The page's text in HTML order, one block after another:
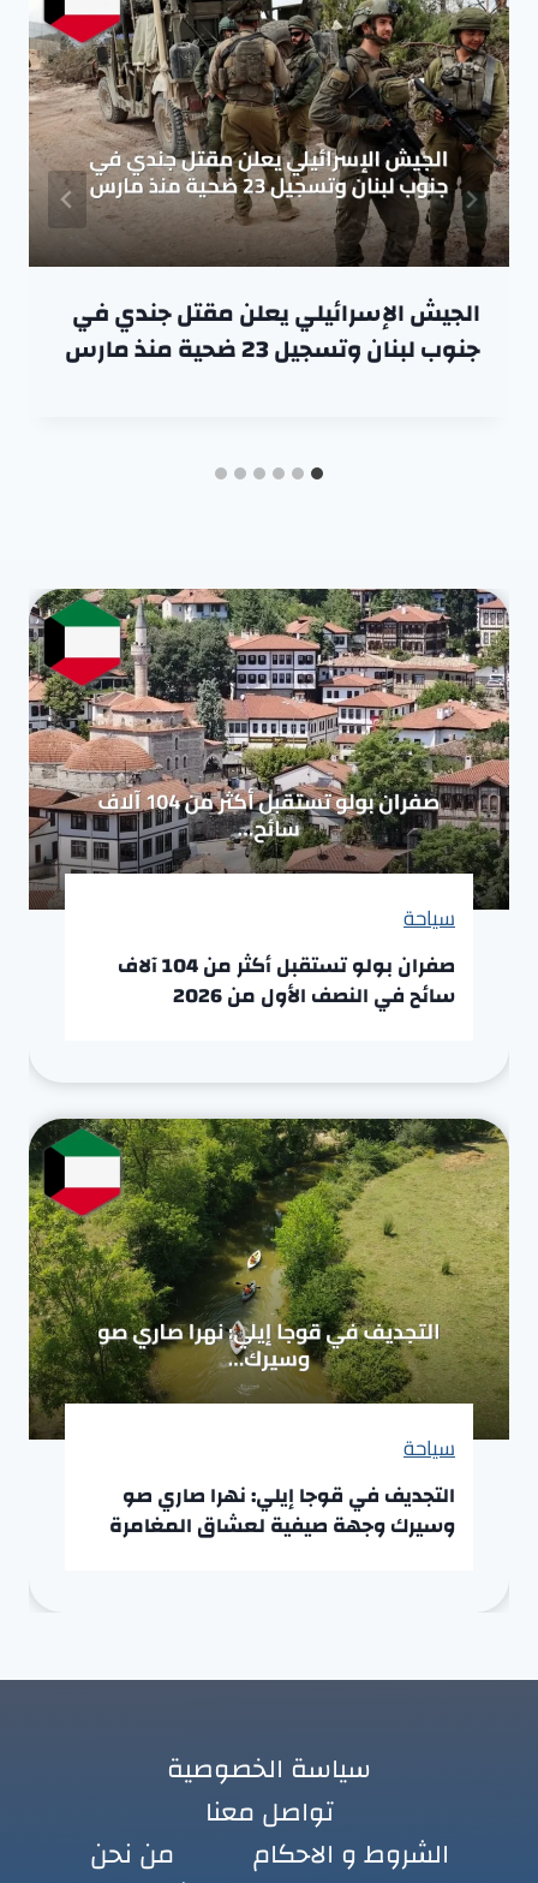
الجيش الإسرائيلي يعلن مقتل جندي في
جنوب لبنان وتسجيل 23 ضحية منذ مارس
سياحة
صفران بولو تستقبل أكثر من 104 آلاف
سائح في النصف الأول من 2026
سياحة
التجديف في قوجا إيلي: نهرا صاري صو
وسيرك وجهة صيفية لعشاق المغامرة
سياسة الخصوصية
تواصل معنا
الشروط و الاحكام
من نحن